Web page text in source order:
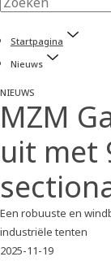
Startpagina
Nieuws
NIEUWS
MZM
uit met
Een robuuste en
industriële tenten
2025-11-19